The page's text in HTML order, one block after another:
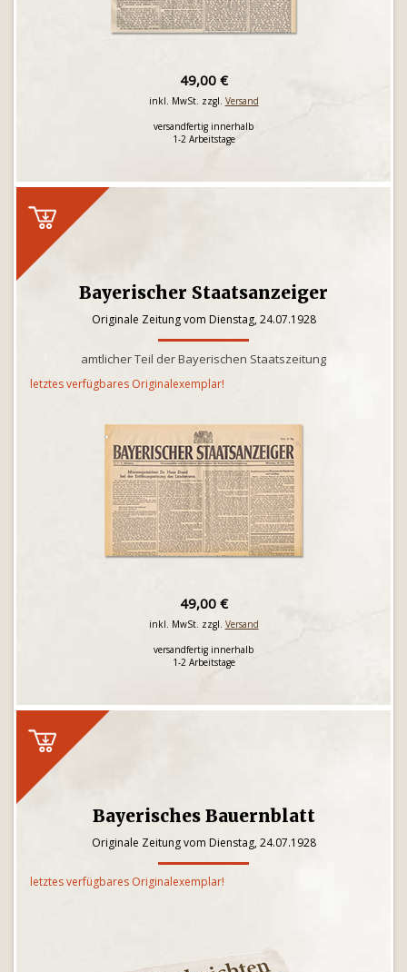
49,00 €
inkl. MwSt. zzgl. Versand
versandfertig innerhalb
1-2 Arbeitstage
Bayerischer Staatsanzeiger
Originale Zeitung vom Dienstag, 24.07.1928
amtlicher Teil der Bayerischen Staatszeitung
letztes verfügbares Originalexemplar!
49,00 €
inkl. MwSt. zzgl. Versand
versandfertig innerhalb
1-2 Arbeitstage
Bayerisches Bauernblatt
Originale Zeitung vom Dienstag, 24.07.1928
letztes verfügbares Originalexemplar!